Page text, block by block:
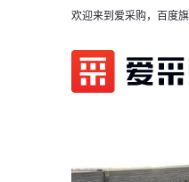
欢迎来到爱采购，百度